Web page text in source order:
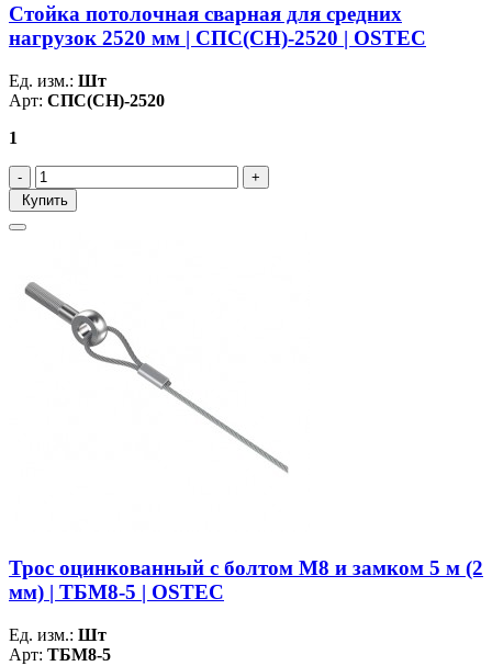
Стойка потолочная сварная для средних
нагрузок 2520 мм | СПС(СН)-2520 | OSTEC
Ед. изм.: Шт
Арт: СПС(СН)-2520
1
Купить
Трос оцинкованный с болтом М8 и замком 5 м (2
мм) | ТБМ8-5 | OSTEC
Ед. изм.: Шт
Арт: ТБМ8-5